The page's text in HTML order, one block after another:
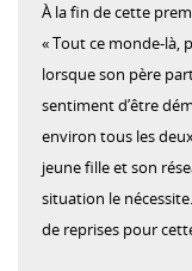
À la fin de cette
« Tout ce monde-là,
lorsque son père
sentiment d’être
environ tous les
jeune fille et son
situation le
de reprises pour